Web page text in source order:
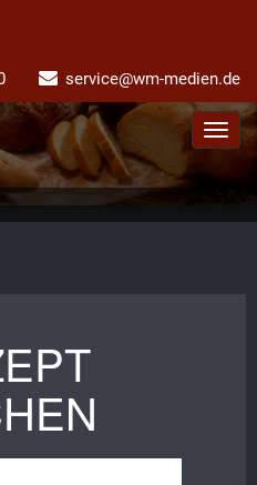
service@wm-medien.de